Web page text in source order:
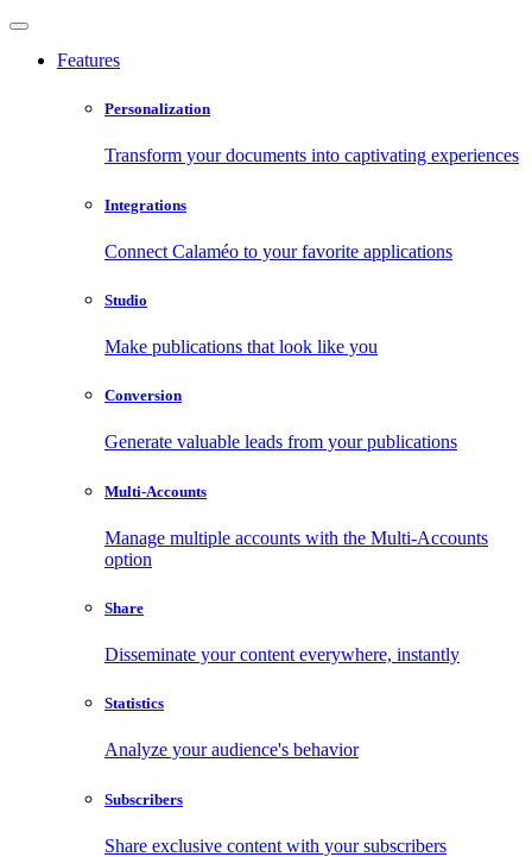
Features
Personalization
Transform your documents into captivating experiences
Integrations
Connect Calaméo to your favorite applications
Studio
Make publications that look like you
Conversion
Generate valuable leads from your publications
Multi-Accounts
Manage multiple accounts with the Multi-Accounts
option
Share
Disseminate your content everywhere, instantly
Statistics
Analyze your audience's behavior
Subscribers
Share exclusive content with your subscribers